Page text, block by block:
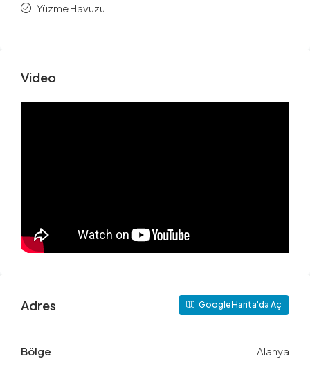
Yüzme Havuzu
Video
Adres Google Harita'da Aç
Bölge Alanya